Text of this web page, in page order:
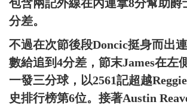
包含兩記外線在內連拿8分幫助爵
分差。
不過在次節後段Doncic挺身而出
數給追到4分差，節末James在左
一發三分球，以2561記超越
史排行榜第6位。接著Austin